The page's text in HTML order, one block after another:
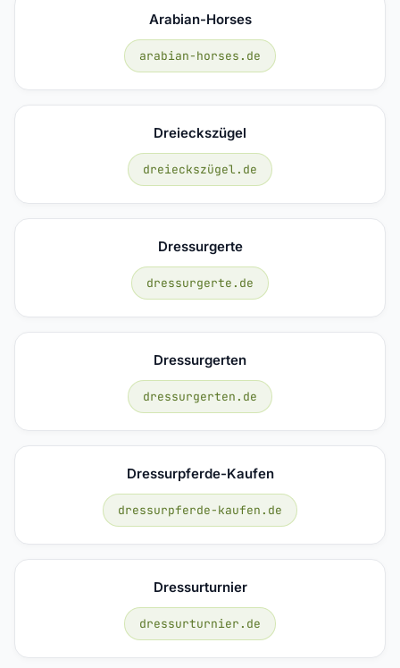
Arabian-Horses
arabian-horses.de
Dreieckszügel
dreieckszügel.de
Dressurgerte
dressurgerte.de
Dressurgerten
dressurgerten.de
Dressurpferde-Kaufen
dressurpferde-kaufen.de
Dressurturnier
dressurturnier.de